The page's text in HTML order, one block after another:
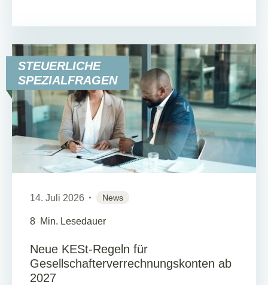
STEUERLICHE
SPEZIALFRAGEN
14. Juli 2026 News
8 Min. Lesedauer
Neue KESt-Regeln für
Gesellschafterverrechnungskonten ab
2027